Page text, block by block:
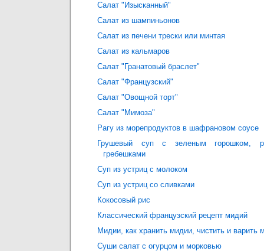
Салат "Изысканный"
Салат из шампиньонов
Салат из печени трески или минтая
Салат из кальмаров
Салат "Гранатовый браслет"
Салат "Французский"
Салат "Овощной торт"
Салат "Мимоза"
Рагу из морепродуктов в шафрановом соусе
Грушевый суп с зеленым горошком,
гребешками
Суп из устриц с молоком
Суп из устриц со сливками
Кокосовый рис
Классический французский рецепт мидий
Мидии, как хранить мидии, чистить и варить
Суши салат с огурцом и морковью